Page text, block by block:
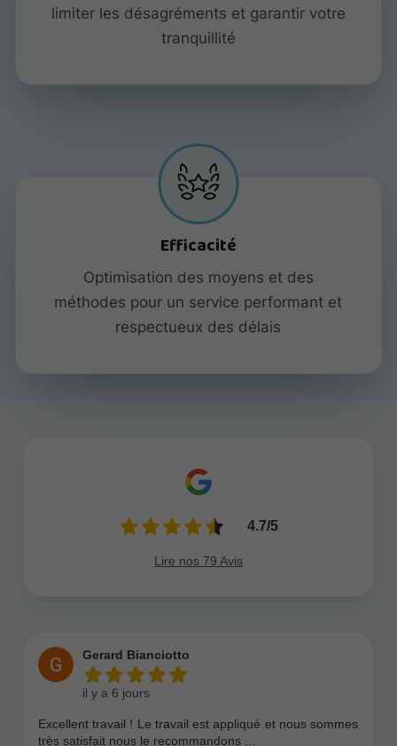
limiter les désagréments et garantir votre
tranquillité
Efficacité
Optimisation des moyens et des
méthodes pour un service performant et
respectueux des délais